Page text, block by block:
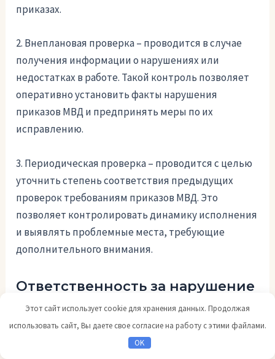
приказах.
2. Внеплановая проверка – проводится в случае
получения информации о нарушениях или
недостатках в работе. Такой контроль позволяет
оперативно установить факты нарушения
приказов МВД и предпринять меры по их
исправлению.
3. Периодическая проверка – проводится с целью
уточнить степень соответствия предыдущих
проверок требованиям приказов МВД. Это
позволяет контролировать динамику исполнения
и выявлять проблемные места, требующие
дополнительного внимания.
Ответственность за нарушение
приказов МВД:
Невыполнение приказов МВД может повлечь за
собой дисциплинарные, административные или
Этот сайт использует cookie для хранения данных. Продолжая
использовать сайт, Вы даете свое согласие на работу с этими файлами.
OK